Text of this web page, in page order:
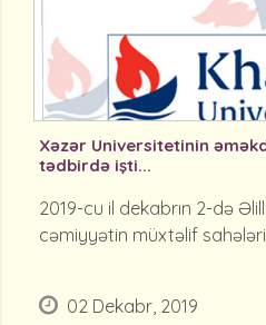
Xəzər Universitetinin
tədbirdə işti...
2019-cu il dekabrın 2-də
cəmiyyətin müxtəlif
02 Dekabr, 2019